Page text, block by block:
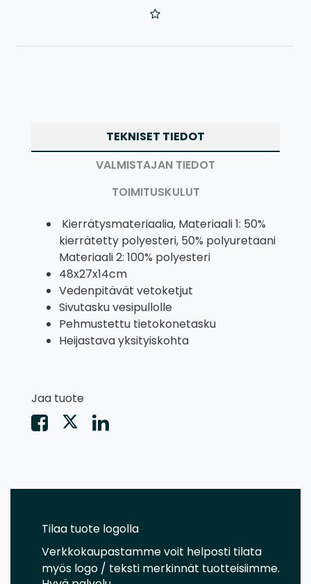
TEKNISET TIEDOT
VALMISTAJAN TIEDOT
TOIMITUSKULUT
Kierrätysmateriaalia, Materiaali 1: 50%
kierrätetty polyesteri, 50% polyuretaani
Materiaali 2: 100% polyesteri
48x27x14cm
Vedenpitävät vetoketjut
Sivutasku vesipullolle
Pehmustettu tietokonetasku
Heijastava yksityiskohta
Jaa tuote
Tilaa tuote logolla
Verkkokaupastamme voit helposti tilata
myös logo / teksti merkinnät tuotteisiimme.